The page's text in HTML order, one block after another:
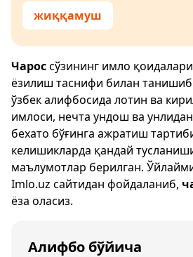
жиққамуш
Чароссўзининг имло
ёзилиш таснифи билан
ўзбек алифбосида лотин ва
имлоси, нечта ундош ва
бехато бўғинга ажратиш
келишикларда қандай
маълумотлар берилган.
Imlo.uz сайтидан фойдаланиб,
ёза оласиз.
Алифбо бўйича